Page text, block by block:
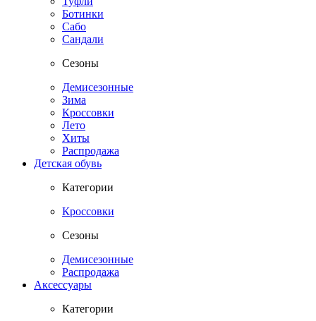
Ботинки
Сабо
Сандали
Сезоны
Демисезонные
Зима
Кроссовки
Лето
Хиты
Распродажа
Детская обувь
Категории
Кроссовки
Сезоны
Демисезонные
Распродажа
Аксессуары
Категории